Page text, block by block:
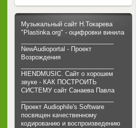
Музыкальный сайт Н.Токарева
"Plastinka.org" - оцифровки винила
NewAudioportal - Проект
Возрождения
HIENDMUSIC. Сайт о хорошем
звуке - КАК ПОСТРОИТЬ
СИСТЕМУ сайт Санаева Павла
Проект Audiophile's Software
посвящен качественному
кодированию и воспроизведению